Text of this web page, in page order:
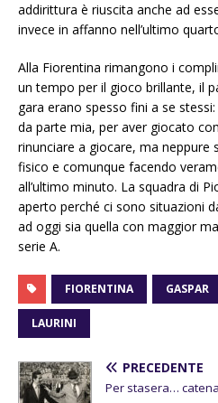
addirittura è riuscita anche ad
invece in affanno nell’ultimo
Alla Fiorentina rimangono i
un tempo per il gioco brillante, il
gara erano spesso fini a se
da parte mia, per aver giocato
rinunciare a giocare, ma neppure
fisico e comunque facendo
all’ultimo minuto. La squadra di
aperto perché ci sono situazioni
ad oggi sia quella con maggior
serie A.
FIORENTINA GASPAR
LAURINI
PRECEDENTE
Per stasera…